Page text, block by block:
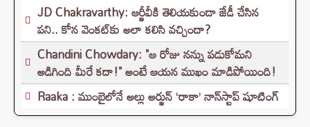
JD Chakravarthy: ఆర్జీవీకి తెలియకుండా జేడీ చేసిన
పని.. కోన వెంకట్‌కు అలా కలిసి వచ్చిందా?
Chandini Chowdary: "ఆ రోజు నన్ను పడుకోమని
అడిగింది మీరే కదా!" అంటే ఆయన ముఖం మాడిపోయింది!
Raaka : ముంబైలోనే అల్లు అర్జున్ ‘రాకా’ నాన్‌స్టాప్ షూటింగ్